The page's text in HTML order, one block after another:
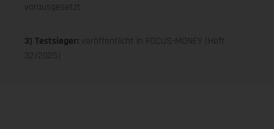
vorausgesetzt
3) Testsieger: veröffentlicht in FOCUS-MONEY (Heft
32/2025)